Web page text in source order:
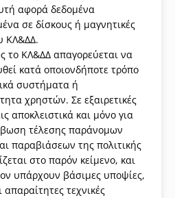
αφορά δεδομένα
σε δίσκους ή μαγνητικές
ΚΛ&ΔΔ.
το ΚΛ&ΔΔ απαγορεύεται να
κατά οποιονδήποτε τρόπο
συστήματα ή
χρηστών. Σε εξαιρετικές
αποκλειστικά και μόνο για
τέλεσης παράνομων
παραβιάσεων της πολιτικής
στο παρόν κείμενο, και
υπάρχουν βάσιμες υποψίες,
απαραίτητες τεχνικές